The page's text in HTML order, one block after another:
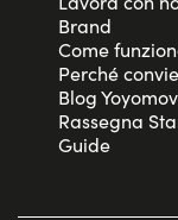
Brand
Come
Perché
Blog
Rassegna
Guide